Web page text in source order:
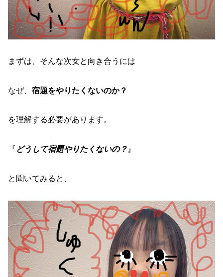
まずは、そんな次女と向き合うには
なぜ、 宿題をやりたくないのか？
を理解する必要があります。
『どうして宿題やりたくないの？ 』
と聞いてみると、